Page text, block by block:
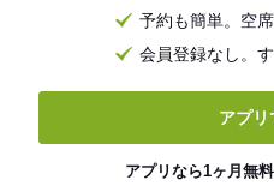
予約も簡単。空
会員登録なし。
アプリ
アプリなら1ヶ月無